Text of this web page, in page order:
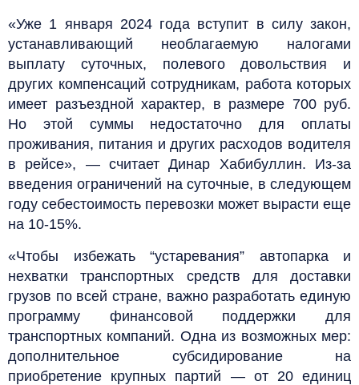
«Уже 1 января 2024 года вступит в силу закон,
устанавливающий необлагаемую налогами
выплату суточных, полевого довольствия и
других компенсаций сотрудникам, работа которых
имеет разъездной характер, в размере 700 руб.
Но этой суммы недостаточно для оплаты
проживания, питания и других расходов водителя
в рейсе», — считает Динар Хабибуллин. Из-за
введения ограничений на суточные, в следующем
году себестоимость перевозки может вырасти еще
на 10-15%.
«Чтобы избежать “устаревания” автопарка и
нехватки транспортных средств для доставки
грузов по всей стране, важно разработать единую
программу финансовой поддержки для
транспортных компаний. Одна из возможных мер:
дополнительное субсидирование на
приобретение крупных партий — от 20 единиц